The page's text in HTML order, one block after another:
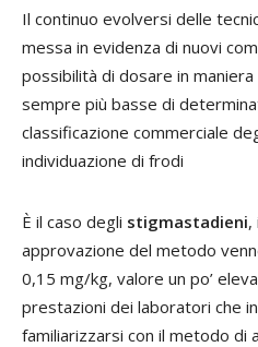
Il continuo evolversi delle
messa in evidenza di nuovi
possibilità di dosare in
sempre più basse di
classificazione commerciale
individuazione di frodi
È il caso degli stigmastadieni,
approvazione del metodo
0,15 mg/kg, valore un po’
prestazioni dei laboratori che
familiarizzarsi con il metodo di